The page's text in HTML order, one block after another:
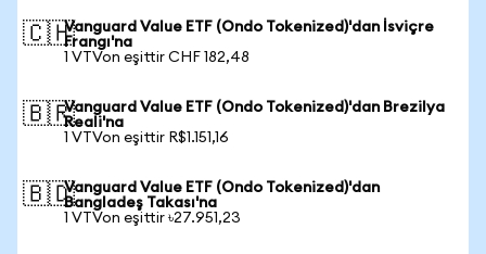
🇨🇭Vanguard Value ETF (Ondo Tokenized)'dan İsviçre
Frangı'na
1 VTVon eşittir CHF 182,48
🇧🇷Vanguard Value ETF (Ondo Tokenized)'dan Brezilya
Reali'na
1 VTVon eşittir R$1.151,16
🇧🇩Vanguard Value ETF (Ondo Tokenized)'dan
Bangladeş Takası'na
1 VTVon eşittir ৳27.951,23